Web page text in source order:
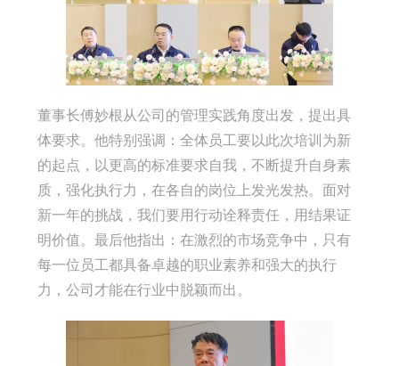
董事长傅妙根从公司的管理实践角度出发，提出具
体要求。他特别强调：全体员工要以此次培训为新
的起点，以更高的标准要求自我，不断提升自身素
质，强化执行力，在各自的岗位上发光发热。面对
新一年的挑战，我们要用行动诠释责任，用结果证
明价值。最后他指出：在激烈的市场竞争中，只有
每一位员工都具备卓越的职业素养和强大的执行
力，公司才能在行业中脱颖而出。